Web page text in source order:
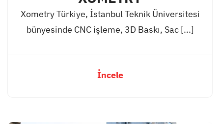
Xometry Türkiye, İstanbul Teknik Üniversitesi
bünyesinde CNC işleme, 3D Baskı, Sac [...]
İncele